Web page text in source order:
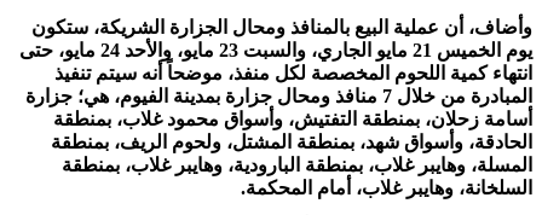
وأضاف، أن عملية البيع بالمنافذ ومحال الجزارة الشريكة، ستكون
يوم الخميس 21 مايو الجاري، والسبت 23 مايو، والأحد 24 مايو، حتى
انتهاء كمية اللحوم المخصصة لكل منفذ، موضحاً أنه سيتم تنفيذ
المبادرة من خلال 7 منافذ ومحال جزارة بمدينة الفيوم، هي؛ جزارة
أسامة زحلان، بمنطقة التفتيش، وأسواق محمود غلاب، بمنطقة
الحادقة، وأسواق شهد، بمنطقة المشتل، ولحوم الريف، بمنطقة
المسلة، وهايبر غلاب، بمنطقة البارودية، وهايبر غلاب، بمنطقة
السلخانة، وهايبر غلاب، أمام المحكمة.